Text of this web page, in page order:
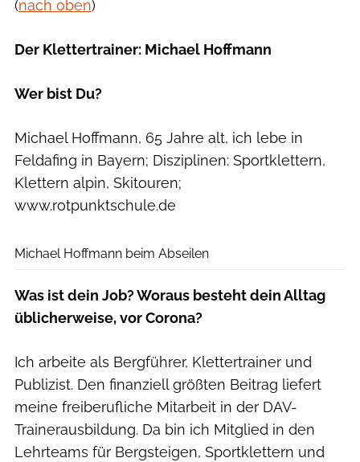
(nach oben)
Der Klettertrainer: Michael Hoffmann
Wer bist Du?
Michael Hoffmann, 65 Jahre alt, ich lebe in
Feldafing in Bayern; Disziplinen: Sportklettern,
Klettern alpin, Skitouren;
www.rotpunktschule.de
Michael Hoffmann beim Abseilen
Was ist dein Job? Woraus besteht dein Alltag
üblicherweise, vor Corona?
Ich arbeite als Bergführer, Klettertrainer und
Publizist. Den finanziell größten Beitrag liefert
meine freiberufliche Mitarbeit in der DAV-
Trainerausbildung. Da bin ich Mitglied in den
Lehrteams für Bergsteigen, Sportklettern und